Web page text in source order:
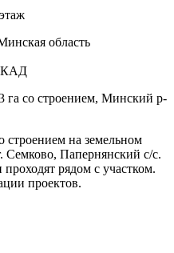
область
га со строением, Минский р-
строением на земельном
Семково, Папернянский с/с.
рядом с участком.
проектов.